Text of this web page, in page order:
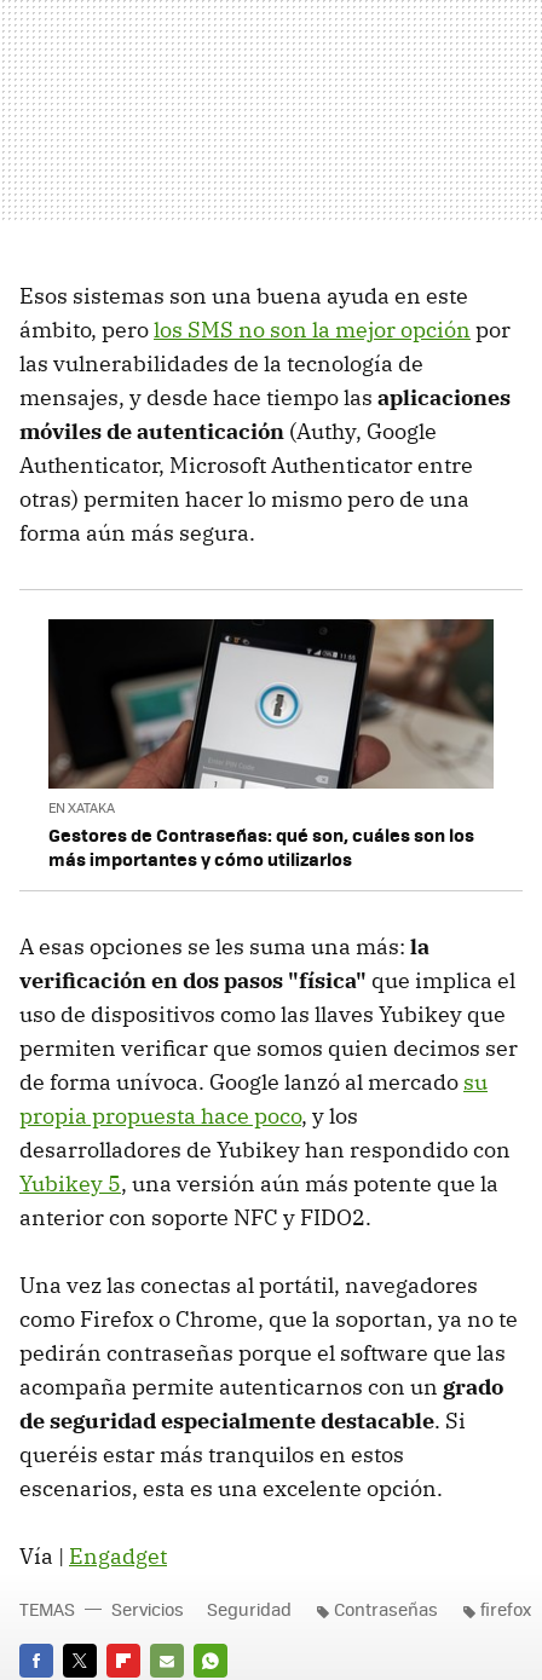
Esos sistemas son una buena ayuda en este
ámbito, perolos SMS no son la mejor opción por
las vulnerabilidades de la tecnología de
mensajes, y desde hace tiempo las aplicaciones
móviles de autenticación (Authy, Google
Authenticator, Microsoft Authenticator entre
otras) permiten hacer lo mismo pero de una
forma aún más segura.
EN XATAKA
Gestores de Contraseñas: qué son, cuáles son los
más importantes y cómo utilizarlos
A esas opciones se les suma una más: la
verificación en dos pasos "física" que implica el
uso de dispositivos como las llaves Yubikey que
permiten verificar que somos quien decimos ser
de forma unívoca. Google lanzó al mercado su
propia propuesta hace poco, y los
desarrolladores de Yubikey han respondido con
Yubikey 5, una versión aún más potente que la
anterior con soporte NFC y FIDO2.
Una vez las conectas al portátil, navegadores
como Firefox o Chrome, que la soportan, ya no te
pedirán contraseñas porque el software que las
acompaña permite autenticarnos con un grado
de seguridad especialmente destacable. Si
queréis estar más tranquilos en estos
escenarios, esta es una excelente opción.
Vía | Engadget
TEMAS Servicios Seguridad Contraseñas firefox